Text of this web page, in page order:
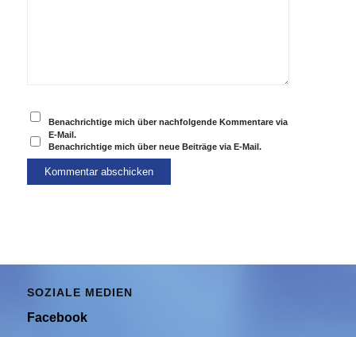
Benachrichtige mich über nachfolgende Kommentare via
E-Mail.
Benachrichtige mich über neue Beiträge via E-Mail.
SOZIALE MEDIEN
Facebook